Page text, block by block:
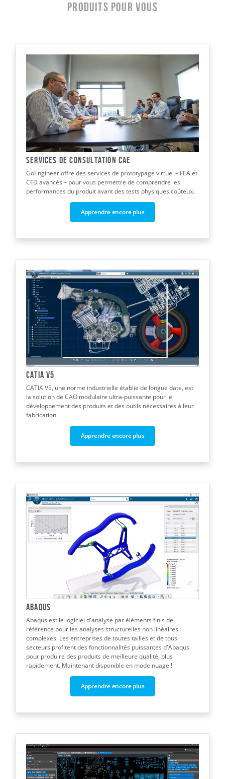
produits pour vous
Services de consultation CAE
GoEngineer offre des services de prototypage virtuel – FEA et
CFD avancés – pour vous permettre de comprendre les
performances du produit avant des tests physiques coûteux.
Apprendre encore plus
CATIA V5
CATIA V5, une norme industrielle établie de longue date, est
la solution de CAO modulaire ultra-puissante pour le
développement des produits et des outils nécessaires à leur
fabrication.
Apprendre encore plus
Abaqus
Abaqus est le logiciel d'analyse par éléments finis de
référence pour les analyses structurelles non linéaires
complexes. Les entreprises de toutes tailles et de tous
secteurs profitent des fonctionnalités puissantes d'Abaqus
pour produire des produits de meilleure qualité, plus
rapidement. Maintenant disponible en mode nuage !
Apprendre encore plus